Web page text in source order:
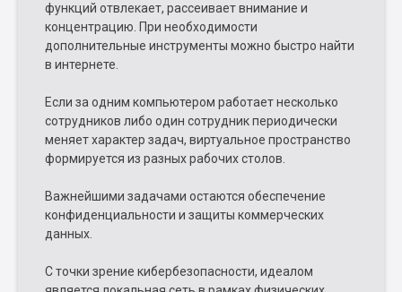
функций отвлекает, рассеивает внимание и
концентрацию. При необходимости
дополнительные инструменты можно быстро найти
в интернете.
Если за одним компьютером работает несколько
сотрудников либо один сотрудник периодически
меняет характер задач, виртуальное пространство
формируется из разных рабочих столов.
Важнейшими задачами остаются обеспечение
конфиденциальности и защиты коммерческих
данных.
С точки зрение кибербезопасности, идеалом